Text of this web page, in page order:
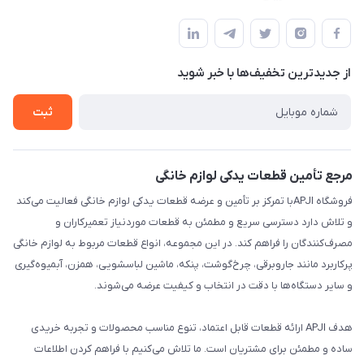
لیست محصولات
درباره ما
قوانین و مقررات
حریم خصوصی
راهنما
از جدید‌ترین تخفیف‌ها با‌ خبر شوید
ثبت
مرجع تأمین قطعات یدکی لوازم خانگی
فروشگاه APJIبا تمرکز بر تأمین و عرضه قطعات یدکی لوازم خانگی فعالیت می‌کند
و تلاش دارد دسترسی سریع و مطمئن به قطعات موردنیاز تعمیرکاران و
مصرف‌کنندگان را فراهم کند. در این مجموعه، انواع قطعات مربوط به لوازم خانگی
پرکاربرد مانند جاروبرقی، چرخ‌گوشت، پنکه، ماشین لباسشویی، همزن، آبمیوه‌گیری
و سایر دستگاه‌ها با دقت در انتخاب و کیفیت عرضه می‌شوند.
هدف APJI ارائه قطعات قابل اعتماد، تنوع مناسب محصولات و تجربه خریدی
ساده و مطمئن برای مشتریان است. ما تلاش می‌کنیم با فراهم کردن اطلاعات